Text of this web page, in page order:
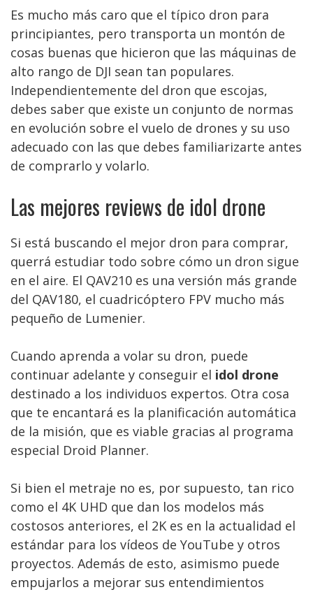
Es mucho más caro que el típico dron para
principiantes, pero transporta un montón de
cosas buenas que hicieron que las máquinas de
alto rango de DJI sean tan populares.
Independientemente del dron que escojas,
debes saber que existe un conjunto de normas
en evolución sobre el vuelo de drones y su uso
adecuado con las que debes familiarizarte antes
de comprarlo y volarlo.
Las mejores reviews de idol drone
Si está buscando el mejor dron para comprar,
querrá estudiar todo sobre cómo un dron sigue
en el aire. El QAV210 es una versión más grande
del QAV180, el cuadricóptero FPV mucho más
pequeño de Lumenier.
Cuando aprenda a volar su dron, puede
continuar adelante y conseguir el idol drone
destinado a los individuos expertos. Otra cosa
que te encantará es la planificación automática
de la misión, que es viable gracias al programa
especial Droid Planner.
Si bien el metraje no es, por supuesto, tan rico
como el 4K UHD que dan los modelos más
costosos anteriores, el 2K es en la actualidad el
estándar para los vídeos de YouTube y otros
proyectos. Además de esto, asimismo puede
empujarlos a mejorar sus entendimientos